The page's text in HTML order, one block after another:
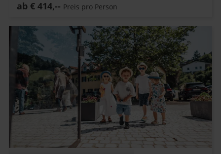
ab € 414,-- Preis pro Person